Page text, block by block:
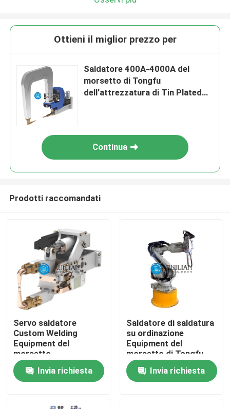
Prodotti
Circa noi
Ottieni il miglior prezzo per
Saldatore 400A-4000A del
morsetto di Tongfu
dell'attrezzatura di Tin Plated
Continua
Prodotti raccomandati
Servo saldatore
Custom Welding
Equipment del
morsetto
Invia richiesta
Saldatore di saldatura
su ordinazione
Equipment del
morsetto di Tongfu
Invia richiesta